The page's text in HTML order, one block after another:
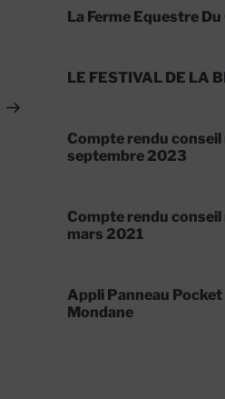
La Ferme Equestre
LE FESTIVAL DE LA
Compte rendu
septembre 2023
Compte rendu
mars 2021
Appli Panneau Pocket
Mondane